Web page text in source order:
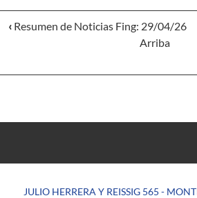
‹ Resumen de Noticias Fing: 29/04/26
Arriba
JULIO HERRERA Y REISSIG 565 -